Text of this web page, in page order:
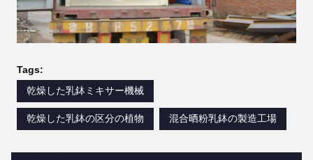
Tags:
乾燥した乳鉢ミキサー機械
乾燥した乳鉢の区分の植物 混合晒粉乳鉢の製造工場